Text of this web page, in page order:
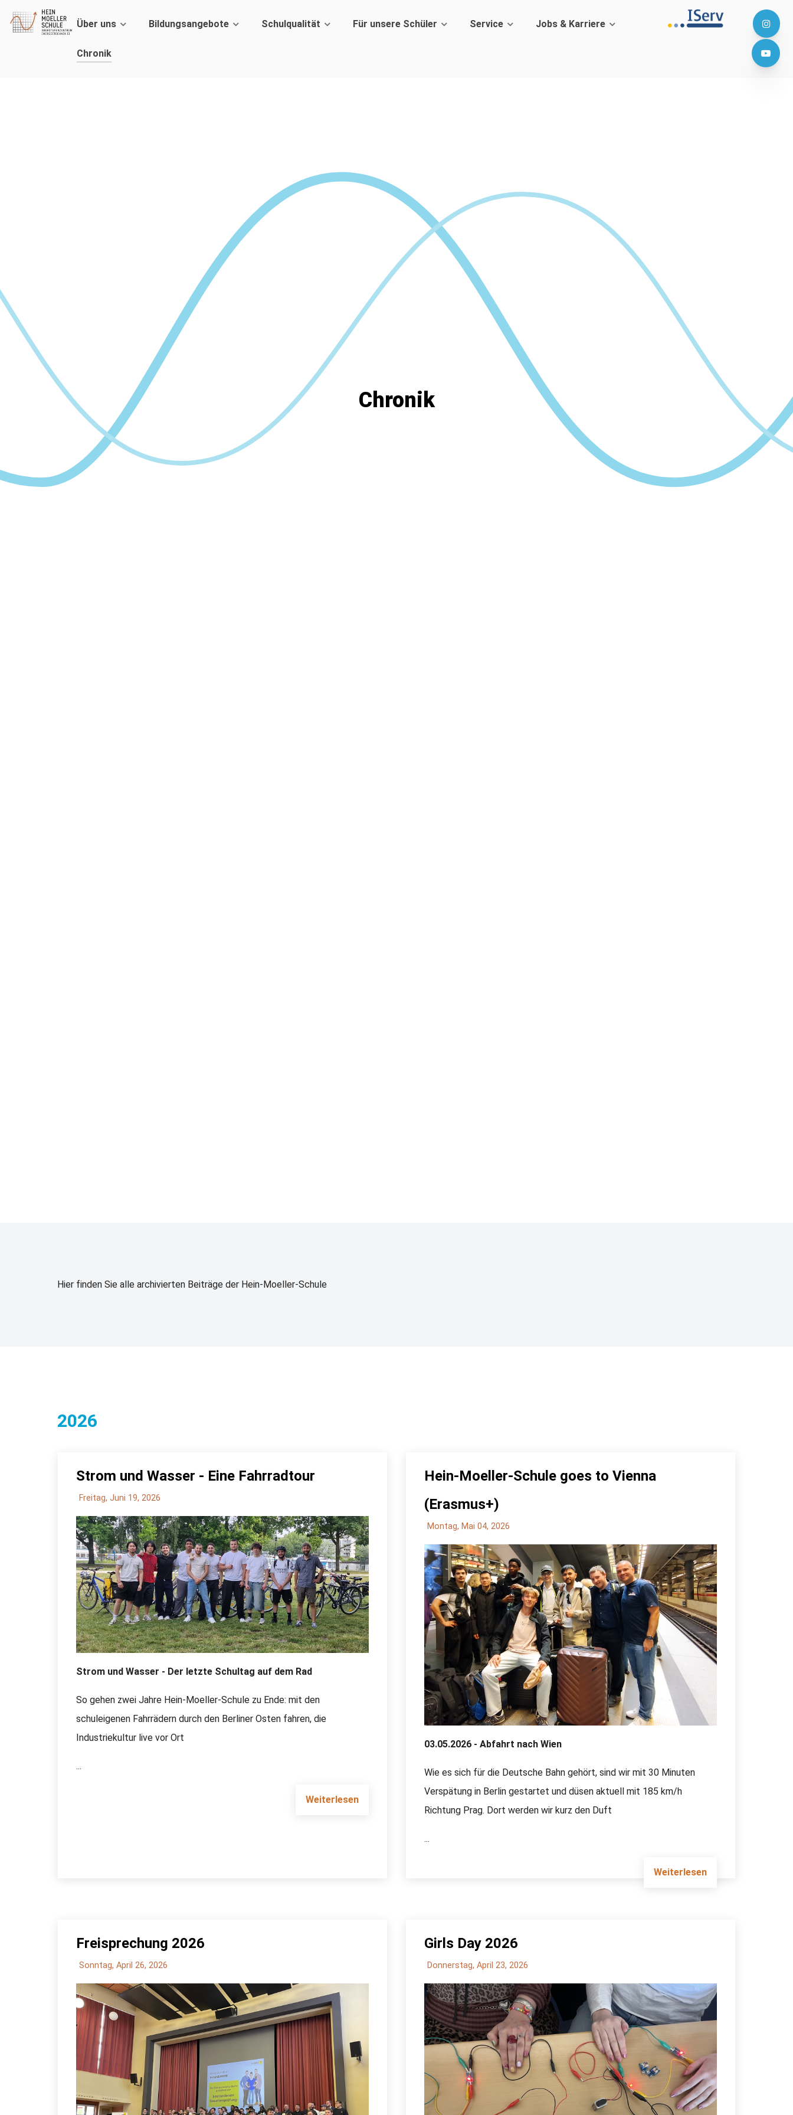
Über uns Bildungsangebote Schulqualität Für unsere Schüler Service Jobs & Karriere
Chronik
Chronik
Hier finden Sie alle archivierten Beiträge der Hein-Moeller-Schule
2026
Strom und Wasser - Eine Fahrradtour
Freitag, Juni 19, 2026
Strom und Wasser - Der letzte Schultag auf dem Rad
So gehen zwei Jahre Hein-Moeller-Schule zu Ende: mit den
schuleigenen Fahrrädern durch den Berliner Osten fahren, die
Industriekultur live vor Ort
...
Weiterlesen
Hein-Moeller-Schule goes to Vienna
(Erasmus+)
Montag, Mai 04, 2026
03.05.2026 - Abfahrt nach Wien
Wie es sich für die Deutsche Bahn gehört, sind wir mit 30 Minuten
Verspätung in Berlin gestartet und düsen aktuell mit 185 km/h
Richtung Prag. Dort werden wir kurz den Duft
...
Weiterlesen
Freisprechung 2026
Sonntag, April 26, 2026
Girls Day 2026
Donnerstag, April 23, 2026